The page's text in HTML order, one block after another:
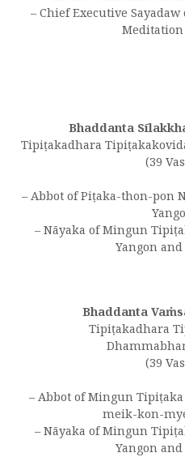
– Chief Executive
Meditation
Bhaddanta
Tipiṭakadhara
(39
– Abbot of Piṭaka-thon-pon
– Nāyaka of Mingun
Yangon
Bhaddanta
Tipiṭakadhara
(39
– Abbot of Mingun
meik-kon-
– Nāyaka of Mingun
Yangon